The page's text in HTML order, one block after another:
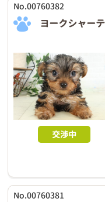
No.00760382
ヨークシャー
交渉中
No.00760381